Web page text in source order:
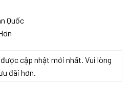
Quốc
cập nhật mới nhất. Vui lòng
đãi hơn.